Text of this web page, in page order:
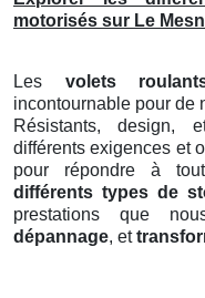
motorisés sur Le
Les volets
incontournable pour de
Résistants, design,
différents exigences et
pour répondre à
différents types de
prestations que
dépannage, et